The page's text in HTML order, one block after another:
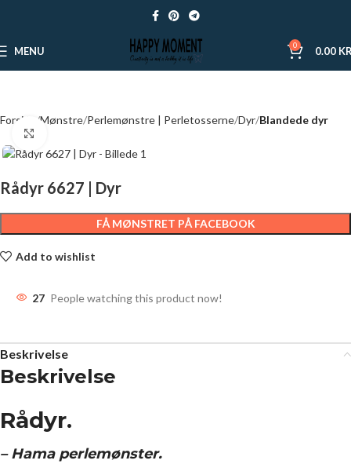
MENU 0 0.00
Forside Mønstre Perlemønstre | Perletosserne Dyr Blandede dyr
Rådyr 6627 | Dyr
FÅ MØNSTRET PÅ FACEBOOK
Add to wishlist
27 People watching this product now!
Beskrivelse
Beskrivelse
Rådyr.
– Hama perlemønster.